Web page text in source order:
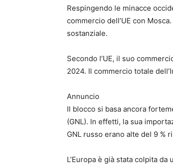
Respingendo le minacce
commercio dell’UE con
sostanziale.
Secondo l’UE, il suo
2024. Il commercio totale
Annuncio
Il blocco si basa ancora
(GNL). In effetti, la sua
GNL russo erano alte del 9 %
L’Europa è già stata colpita